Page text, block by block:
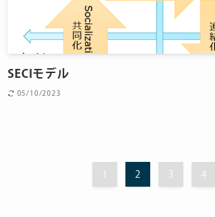
SECIモデル
05/10/2023
1 2 3 4